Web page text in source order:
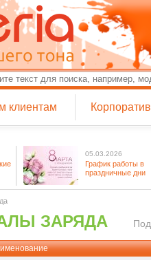
клиентам
05.03.2026
График работы в
праздничные дни
ЗАРЯДА